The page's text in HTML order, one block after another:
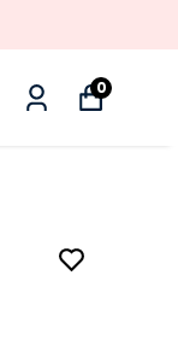
0